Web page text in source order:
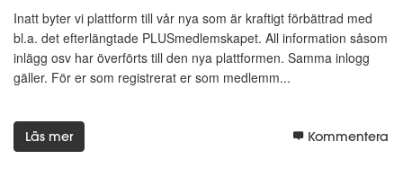
Inatt byter vi plattform till vår nya som är kraftigt förbättrad med
bl.a. det efterlängtade PLUSmedlemskapet. All information såsom
inlägg osv har överförts till den nya plattformen. Samma inlogg
gäller. För er som registrerat er som medlemm...
Läs mer Kommentera